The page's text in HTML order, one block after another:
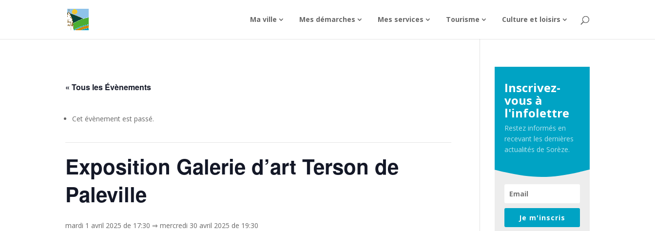
Ma ville Mes démarches Mes services Tourisme Culture et loisirs
« Tous les Évènements
Cet évènement est passé.
Exposition Galerie d’art Terson de
Paleville
mardi 1 avril 2025 de 17:30 ⇒mercredi 30 avril 2025 de 19:30
Inscrivez-
vous à
l'infolettre
Restez informés en
recevant les dernières
actualités de Sorèze.
Je m'inscris